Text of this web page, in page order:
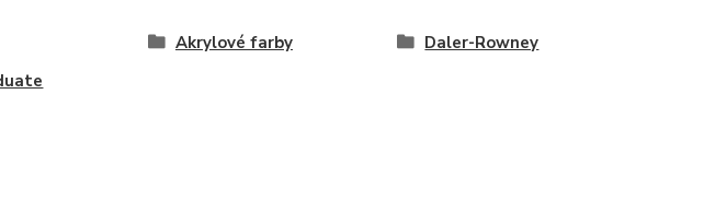
Akrylové farby
Daler-Rowney